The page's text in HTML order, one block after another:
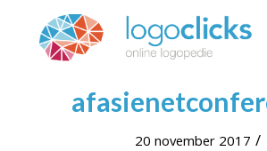
20 november 2017 /